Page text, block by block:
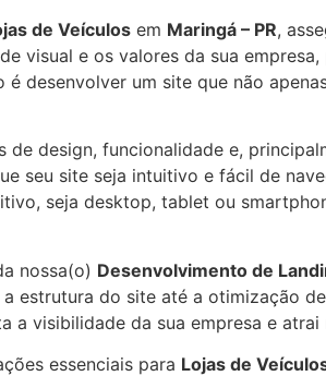
de Veículos em Maringá – PR,
visual e os valores da sua
é desenvolver um site que não
design, funcionalidade e,
seu site seja intuitivo e fácil de
seja desktop, tablet ou
nossa(o) Desenvolvimento de
estrutura do site até a otimização
a visibilidade da sua empresa e
essenciais para Lojas de